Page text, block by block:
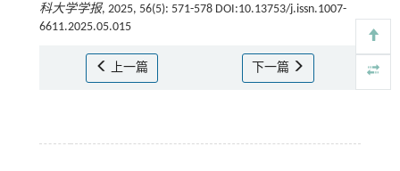
科大学学报, 2025, 56(5): 571-578 DOI:10.13753/j.issn.1007-
6611.2025.05.015
上一篇 下一篇